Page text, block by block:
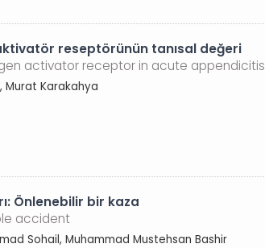
reseptörünün tanısal değeri
activator receptor in acute appendicitis
Murat Karakahya
Önlenebilir bir kaza
accident
Sohail, Muhammad Mustehsan Bashir